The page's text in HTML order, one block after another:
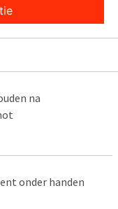
na
onder handen